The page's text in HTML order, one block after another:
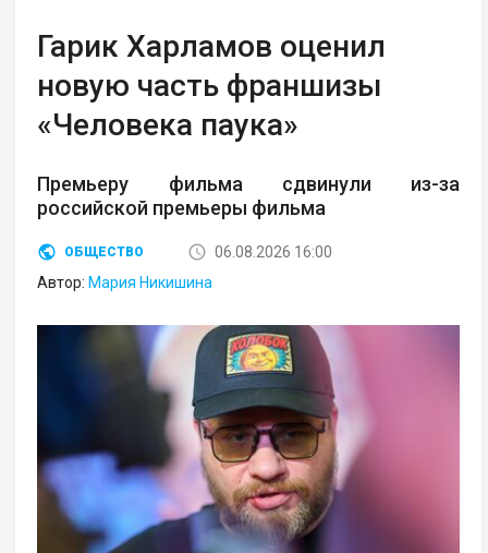
Гарик Харламов оценил
новую часть франшизы
«Человека паука»
Премьеру фильма сдвинули из-за
российской премьеры фильма
ОБЩЕСТВО
06.08.2026 16:00
Автор: Мария Никишина